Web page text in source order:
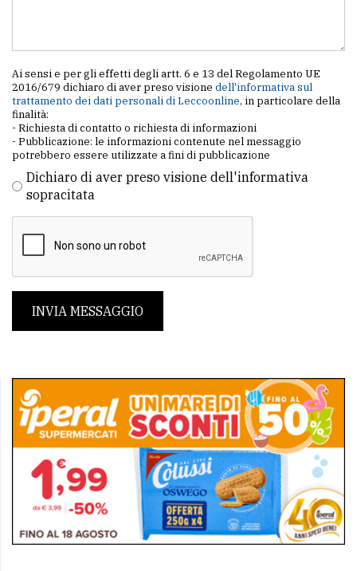
Ai sensi e per gli effetti degli artt. 6 e 13 del Regolamento UE
2016/679 dichiaro di aver preso visione dell'informativa sul
trattamento dei dati personali di Leccoonline, in particolare della
finalità:
- Richiesta di contatto o richiesta di informazioni
- Pubblicazione: le informazioni contenute nel messaggio
potrebbero essere utilizzate a fini di pubblicazione
Dichiaro di aver preso visione dell'informativa
sopracitata
INVIA MESSAGGIO